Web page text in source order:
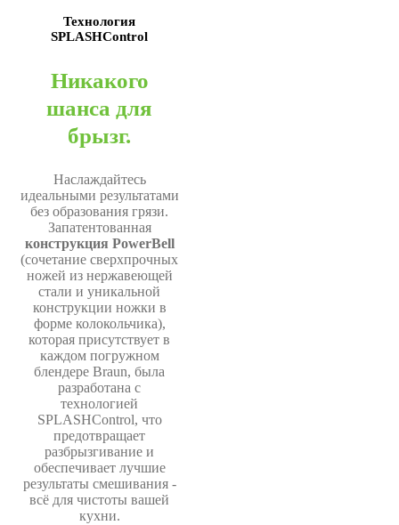
Технология
SPLASHControl
Никакого
шанса для
брызг.
Наслаждайтесь
идеальными результатами
без образования грязи.
Запатентованная
конструкция PowerBell
(сочетание сверхпрочных
ножей из нержавеющей
стали и уникальной
конструкции ножки в
форме колокольчика),
которая присутствует в
каждом погружном
блендере Braun, была
разработана с
технологией
SPLASHControl, что
предотвращает
разбрызгивание и
обеспечивает лучшие
результаты смешивания -
всё для чистоты вашей
кухни.